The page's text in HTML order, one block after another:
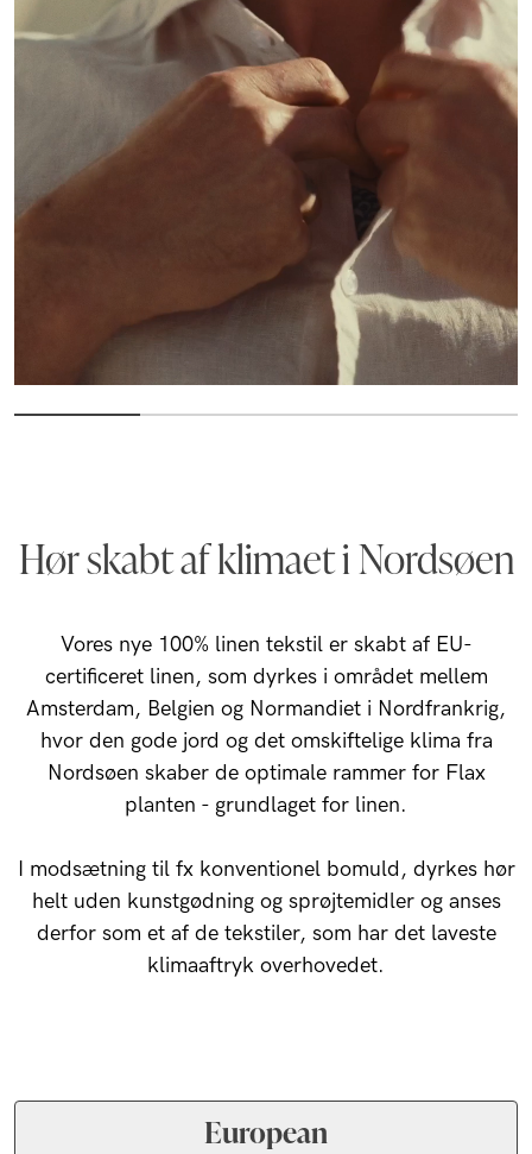
Hør skabt af klimaet i Nordsøen
Vores nye 100% linen tekstil er skabt af EU-
certificeret linen, som dyrkes i området mellem
Amsterdam, Belgien og Normandiet i Nordfrankrig,
hvor den gode jord og det omskiftelige klima fra
Nordsøen skaber de optimale rammer for Flax
planten - grundlaget for linen.
I modsætning til fx konventionel bomuld, dyrkes hør
helt uden kunstgødning og sprøjtemidler og anses
derfor som et af de tekstiler, som har det laveste
klimaaftryk overhovedet.
European